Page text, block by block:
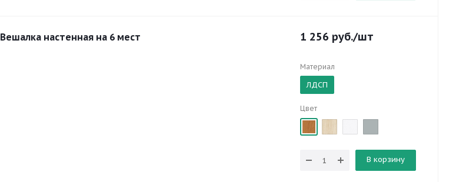
Вешалка настенная на 6 мест 1 256 руб./шт
Материал
ЛДСП
Цвет
В корзину